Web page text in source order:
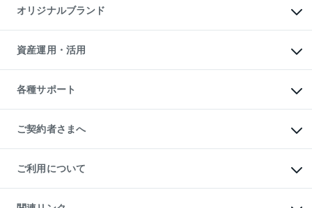
アパート経営
収益物件
ビル購入（ビル一棟）
投資用不動産の売却査定
事業用不動産の売却査定
マンションライブラリー
人気マンションランキング
暮らしに役立つ不動産メディア
不動産相場・不動産価格情報
不動産コラム・ニュース
不動産用語集
不動産なんでもネット相談室
住まいの税金
オリジナルブランド
一棟リノベーションマンション
L`GENTE（ルジェンテ）
区分リノベーションマンション
投資用一棟レジデンスWELL
不動産小口投資
LEGACIA（レガシア）
資産運用・活用
不動産M&A
アセットマネジメント・出資
各種サポート
相続サポート
リフォームサポート
ご契約者さまへ
ご紹介・再契約特典
入居者様専用-各種ご案内（賃貸）
東急こすもす会「こすもすWeb」
ご利用について
金融商品取引について